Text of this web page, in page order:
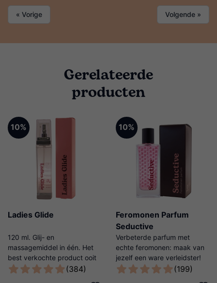
« Vorige Volgende »
Gerelateerde
producten
10%
Ladies Glide
120 ml. Glij- en
massagemiddel in één. Het
best verkochte product ooit
van Ladies Night! (384)
10%
Feromonen Parfum
Seductive
Verbeterde parfum met
echte feromonen: maak van
jezelf een ware verleidster!
(199)